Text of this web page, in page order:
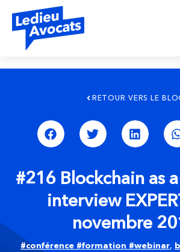
RETOUR VERS LE
#216 Blockchain as
interview
novembre
#conférence #formation #webinar,